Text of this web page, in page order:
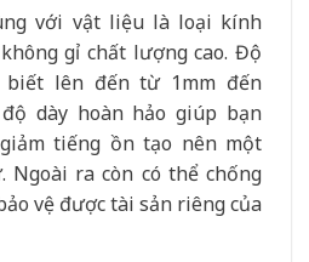
với vật liệu là loại kính
gỉ chất lượng cao. Độ
biết lên đến từ 1mm đến
dày hoàn hảo giúp bạn
tiếng ồn tạo nên một
Ngoài ra còn có thể chống
vệ được tài sản riêng của